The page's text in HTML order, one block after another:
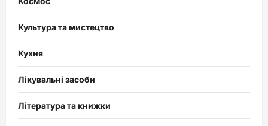
Культура та мистецтво
Кухня
Лікувальні засоби
Література та книжки